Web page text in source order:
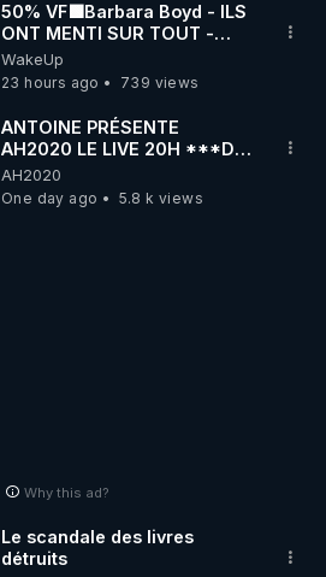
50% VF🟩Barbara Boyd - ILS
ONT MENTI SUR TOUT -
Jocelyne Traduction
WakeUp
23 hours ago
739 views
ANTOINE PRÉSENTE
AH2020 LE LIVE 20H ***DU
06/08/2026***
AH2020
One day ago
5.8 k views
Why this ad?
Le scandale des livres
détruits